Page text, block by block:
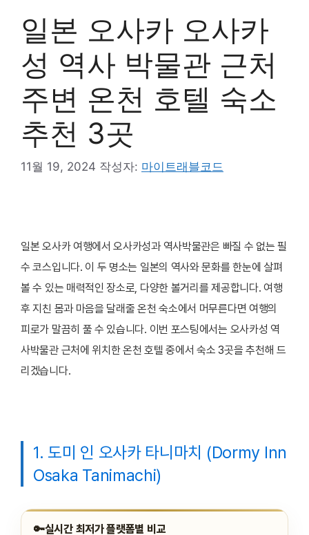
일본 오사카 오사카
성 역사 박물관 근처
주변 온천 호텔 숙소
추천 3곳
11월 19, 2024 작성자: 마이트래블코드
일본 오사카 여행에서 오사카성과 역사박물관은 빠질 수 없는 필
수 코스입니다. 이 두 명소는 일본의 역사와 문화를 한눈에 살펴
볼 수 있는 매력적인 장소로, 다양한 볼거리를 제공합니다. 여행
후 지친 몸과 마음을 달래줄 온천 숙소에서 머무른다면 여행의
피로가 말끔히 풀 수 있습니다. 이번 포스팅에서는 오사카성 역
사박물관 근처에 위치한 온천 호텔 중에서 숙소 3곳을 추천해 드
리겠습니다.
1. 도미 인 오사카 타니마치 (Dormy Inn
Osaka Tanimachi)
🔑실시간 최저가 플랫폼별 비교